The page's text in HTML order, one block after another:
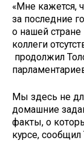
«Мне кажется,
за последние
о нашей стране
коллеги
продолжил
Мы здесь не
домашние
факты, о
курсе, сообщил